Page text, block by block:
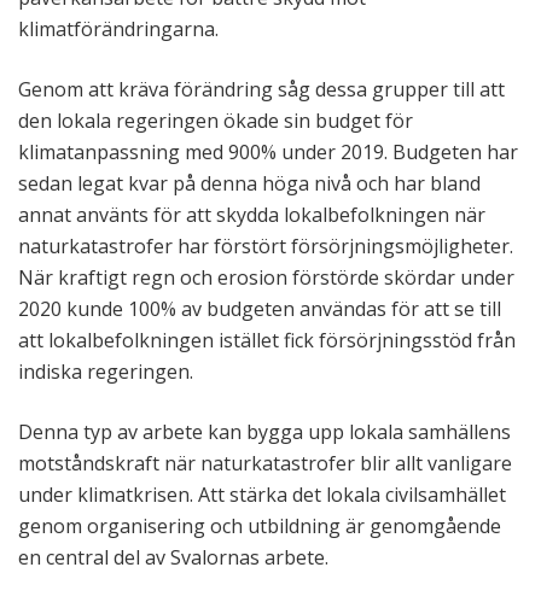
klimatförändringarna.
Genom att kräva förändring såg dessa grupper till att
den lokala regeringen ökade sin budget för
klimatanpassning med 900% under 2019. Budgeten har
sedan legat kvar på denna höga nivå och har bland
annat använts för att skydda lokalbefolkningen när
naturkatastrofer har förstört försörjningsmöjligheter.
När kraftigt regn och erosion förstörde skördar under
2020 kunde 100% av budgeten användas för att se till
att lokalbefolkningen istället fick försörjningsstöd från
indiska regeringen.
Denna typ av arbete kan bygga upp lokala samhällens
motståndskraft när naturkatastrofer blir allt vanligare
under klimatkrisen. Att stärka det lokala civilsamhället
genom organisering och utbildning är genomgående
en central del av Svalornas arbete.